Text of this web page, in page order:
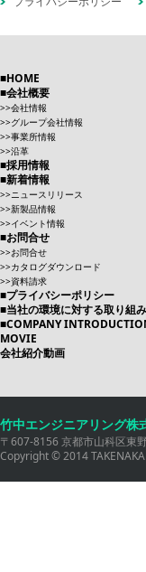
HOME
会社概要
会社情報
グループ会社情報
事業所情報
沿革
採用情報
新着情報
ニュースリリース
新製品情報
イベント情報
お問合せ
お問合せ
カタログダウンロード
資料請求
プライバシーポリシー
当社の環境に対する取り組み
COMPANY
MOVIE
会社紹介動画
竹中エンジニアリング株
〒607-8156 京都市山科区東
Copyright © 2014